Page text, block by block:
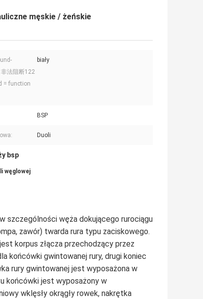
męskie / żeńskie
非法阻断122
= function
biały
BSP
Duoli
bsp
węglowej
szczególności węża dokującego rurociągu
zawór) twarda rura typu zaciskowego.
korpus złącza przechodzący przez
końcówki gwintowanej rury, drugi koniec
rury gwintowanej jest wyposażona w
końcówki jest wyposażony w
wklęsły okrągły rowek, nakrętka